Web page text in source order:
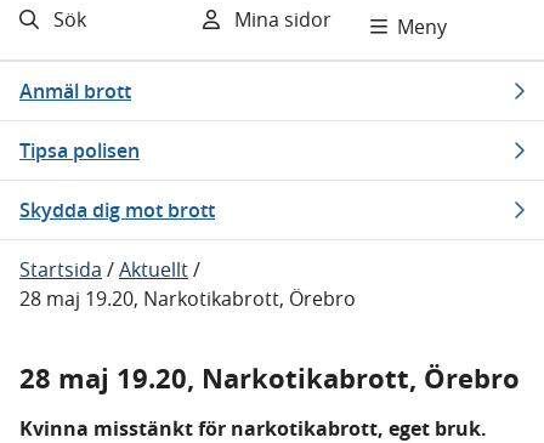
Sök Mina sidor Meny
Anmäl brott
Tipsa polisen
Skydda dig mot brott
Startsida /Aktuellt/
28 maj 19.20, Narkotikabrott, Örebro
28 maj 19.20, Narkotikabrott, Örebro
Kvinna misstänkt för narkotikabrott, eget bruk.